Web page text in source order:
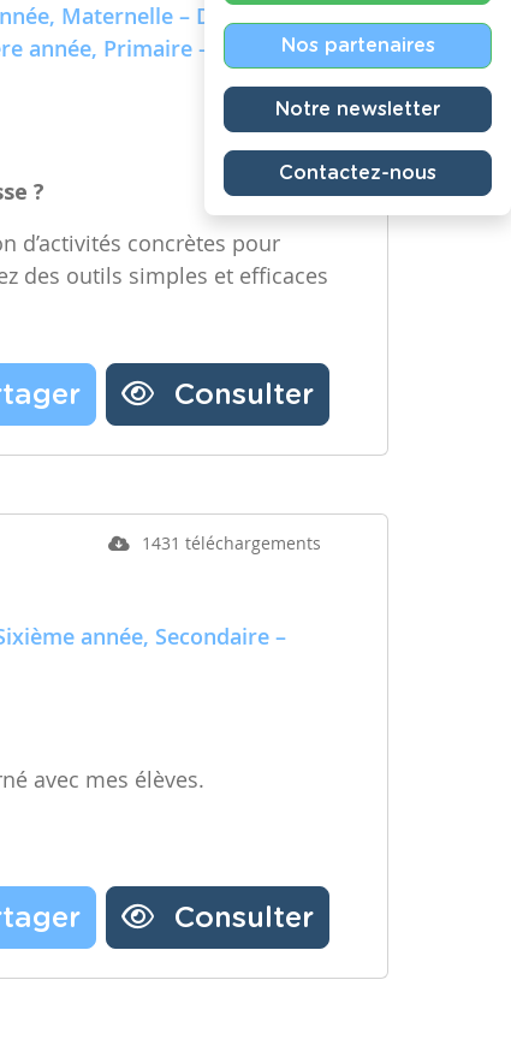
Maternelle – Deuxième
année, Primaire – Deuxième
?
d’activités concrètes pour
des outils simples et efficaces
Consulter
1431 téléchargements
année, Secondaire –
avec mes élèves.
Consulter
Nos partenaires
Notre newsletter
Contactez-nous